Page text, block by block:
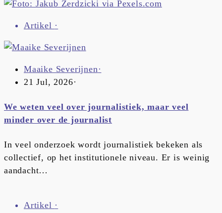
Artikel ·
Maaike Severijnen ·
21 Jul, 2026·
We weten veel over journalistiek, maar veel
minder over de journalist
In veel onderzoek wordt journalistiek bekeken als
collectief, op het institutionele niveau. Er is weinig
aandacht…
Artikel ·